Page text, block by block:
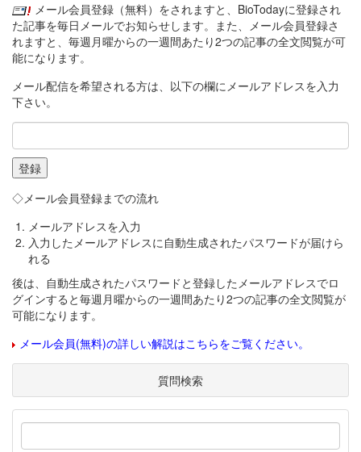
メール会員登録（無料）をされますと、BioTodayに登録され
た記事を毎日メールでお知らせします。また、メール会員登録さ
れますと、毎週月曜からの一週間あたり2つの記事の全文閲覧が可
能になります。
メール配信を希望される方は、以下の欄にメールアドレスを入力
下さい。
◇メール会員登録までの流れ
メールアドレスを入力
入力したメールアドレスに自動生成されたパスワードが届けら
れる
後は、自動生成されたパスワードと登録したメールアドレスでロ
グインすると毎週月曜からの一週間あたり2つの記事の全文閲覧が
可能になります。
メール会員(無料)の詳しい解説はこちらをご覧ください。
質問検索